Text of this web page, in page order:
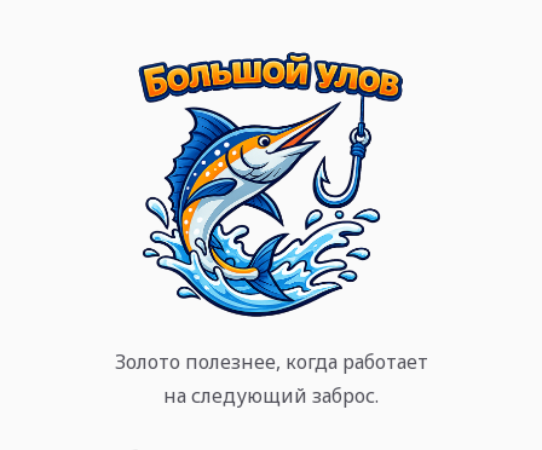
Золото полезнее, когда работает
на следующий заброс.